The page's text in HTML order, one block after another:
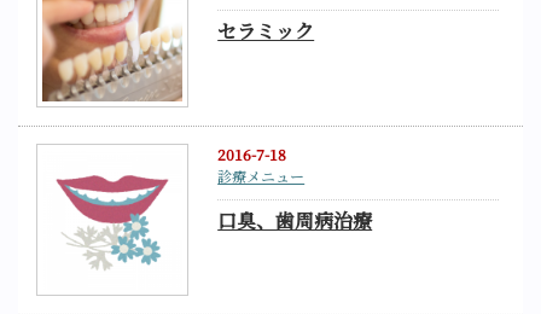
セラミック
2016-7-18
診療メニュー
口臭、歯周病治療